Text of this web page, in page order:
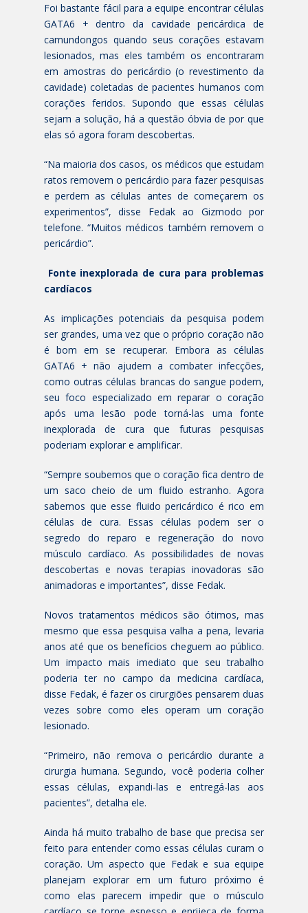
Foi bastante fácil para a equipe encontrar células
GATA6 + dentro da cavidade pericárdica de
camundongos quando seus corações estavam
lesionados, mas eles também os encontraram
em amostras do pericárdio (o revestimento da
cavidade) coletadas de pacientes humanos com
corações feridos. Supondo que essas células
sejam a solução, há a questão óbvia de por que
elas só agora foram descobertas.
“Na maioria dos casos, os médicos que estudam
ratos removem o pericárdio para fazer pesquisas
e perdem as células antes de começarem os
experimentos”, disse Fedak ao Gizmodo por
telefone. “Muitos médicos também removem o
pericárdio”.
Fonte inexplorada de cura para problemas
cardíacos
As implicações potenciais da pesquisa podem
ser grandes, uma vez que o próprio coração não
é bom em se recuperar. Embora as células
GATA6 + não ajudem a combater infecções,
como outras células brancas do sangue podem,
seu foco especializado em reparar o coração
após uma lesão pode torná-las uma fonte
inexplorada de cura que futuras pesquisas
poderiam explorar e amplificar.
“Sempre soubemos que o coração fica dentro de
um saco cheio de um fluido estranho. Agora
sabemos que esse fluido pericárdico é rico em
células de cura. Essas células podem ser o
segredo do reparo e regeneração do novo
músculo cardíaco. As possibilidades de novas
descobertas e novas terapias inovadoras são
animadoras e importantes”, disse Fedak.
Novos tratamentos médicos são ótimos, mas
mesmo que essa pesquisa valha a pena, levaria
anos até que os benefícios cheguem ao público.
Um impacto mais imediato que seu trabalho
poderia ter no campo da medicina cardíaca,
disse Fedak, é fazer os cirurgiões pensarem duas
vezes sobre como eles operam um coração
lesionado.
“Primeiro, não remova o pericárdio durante a
cirurgia humana. Segundo, você poderia colher
essas células, expandi-las e entregá-las aos
pacientes”, detalha ele.
Ainda há muito trabalho de base que precisa ser
feito para entender como essas células curam o
coração. Um aspecto que Fedak e sua equipe
planejam explorar em um futuro próximo é
como elas parecem impedir que o músculo